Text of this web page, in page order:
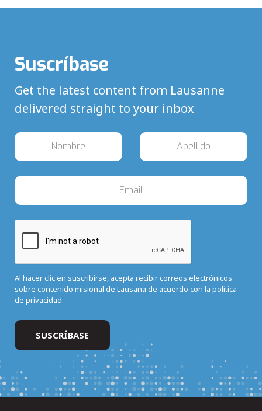
Suscríbase
Get the latest content from Lausanne
delivered straight to your inbox
Al hacer clic en suscribirse, acepta recibir correos electrónicos
sobre contenido misional de Lausana de acuerdo con la política
de privacidad.